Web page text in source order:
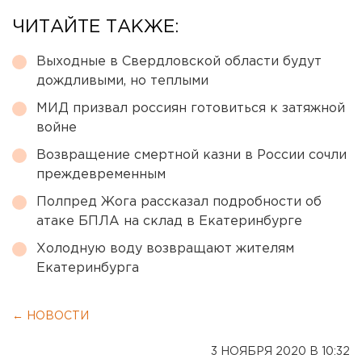
ЧИТАЙТЕ ТАКЖЕ:
Выходные в Свердловской области будут
дождливыми, но теплыми
МИД призвал россиян готовиться к затяжной
войне
Возвращение смертной казни в России сочли
преждевременным
Полпред Жога рассказал подробности об
атаке БПЛА на склад в Екатеринбурге
Холодную воду возвращают жителям
Екатеринбурга
← НОВОСТИ
3 НОЯБРЯ 2020 В 10:32